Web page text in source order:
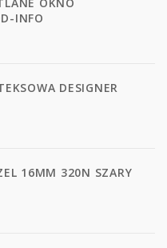
INFO
DESIGNER
16MM 320N SZARY